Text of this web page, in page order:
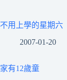
不用上學的星期六
2007-01-20
家有12歲童